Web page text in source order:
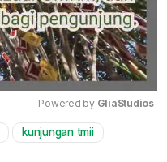
Mute
Powered by GliaStudios
kunjungan tmii